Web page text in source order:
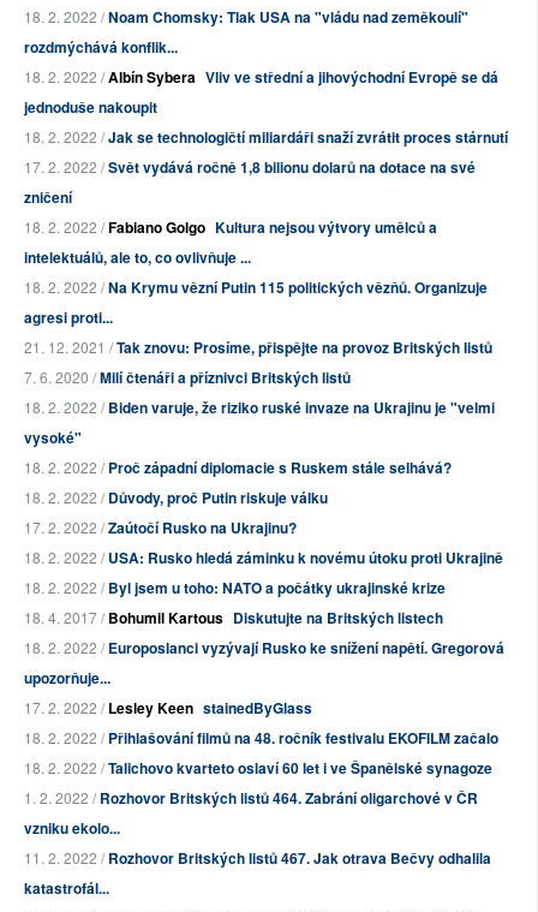
18. 2. 2022 /Noam Chomsky: Tlak USA na "vládu nad zeměkoulí"
rozdmýchává konflik...
18. 2. 2022 /Albín Sybera Vliv ve střední a jihovýchodní Evropě se dá
jednoduše nakoupit
18. 2. 2022 /Jak se technologičtí miliardáři snaží zvrátit proces stárnutí
17. 2. 2022 /Svět vydává ročně 1,8 bilionu dolarů na dotace na své
zničení
18. 2. 2022 /Fabiano Golgo Kultura nejsou výtvory umělců a
intelektuálů, ale to, co ovlivňuje ...
18. 2. 2022 /Na Krymu vězní Putin 115 politických vězňů. Organizuje
agresi proti...
21. 12. 2021 /Tak znovu: Prosíme, přispějte na provoz Britských listů
7. 6. 2020 /Milí čtenáři a příznivci Britských listů
18. 2. 2022 /Biden varuje, že riziko ruské invaze na Ukrajinu je "velmi
vysoké"
18. 2. 2022 /Proč západní diplomacie s Ruskem stále selhává?
18. 2. 2022 /Důvody, proč Putin riskuje válku
17. 2. 2022 /Zaútočí Rusko na Ukrajinu?
18. 2. 2022 /USA: Rusko hledá záminku k novému útoku proti Ukrajině
18. 2. 2022 /Byl jsem u toho: NATO a počátky ukrajinské krize
18. 4. 2017 /Bohumil Kartous Diskutujte na Britských listech
18. 2. 2022 /Europoslanci vyzývají Rusko ke snížení napětí. Gregorová
upozorňuje...
17. 2. 2022 /Lesley Keen stainedByGlass
18. 2. 2022 /Přihlašování filmů na 48. ročník festivalu EKOFILM začalo
18. 2. 2022 /Talichovo kvarteto oslaví 60 let i ve Španělské synagoze
1. 2. 2022 /Rozhovor Britských listů 464. Zabrání oligarchové v ČR
vzniku ekolo...
11. 2. 2022 /Rozhovor Britských listů 467. Jak otrava Bečvy odhalila
katastrofál...